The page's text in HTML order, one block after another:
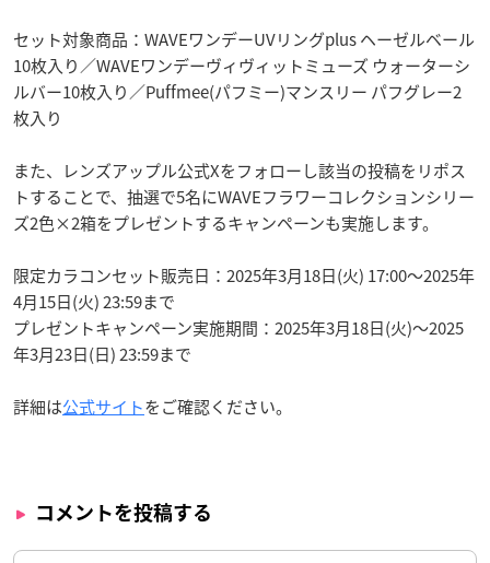
セット対象商品：WAVEワンデーUVリングplus ヘーゼルベール
10枚入り／WAVEワンデーヴィヴィットミューズ ウォーターシ
ルバー10枚入り／Puffmee(パフミー)マンスリー パフグレー2
枚入り
また、レンズアップル公式Xをフォローし該当の投稿をリポス
トすることで、抽選で5名にWAVEフラワーコレクションシリー
ズ2色×2箱をプレゼントするキャンペーンも実施します。
限定カラコンセット販売日：2025年3月18日(火) 17:00～2025年
4月15日(火) 23:59まで
プレゼントキャンペーン実施期間：2025年3月18日(火)～2025
年3月23日(日) 23:59まで
詳細は公式サイトをご確認ください。
コメントを投稿する